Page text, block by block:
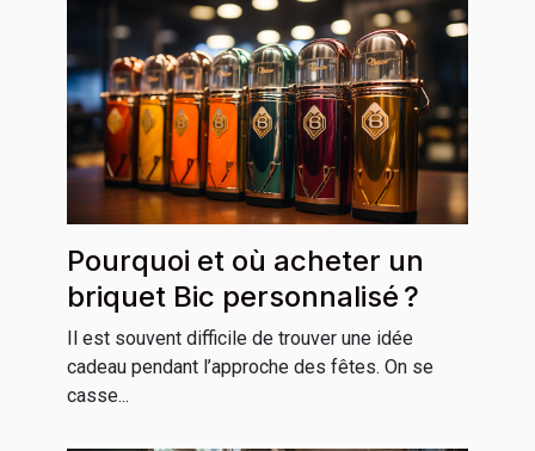
Pourquoi et où acheter un
briquet Bic personnalisé ?
Il est souvent difficile de trouver une idée
cadeau pendant l’approche des fêtes. On se
casse...